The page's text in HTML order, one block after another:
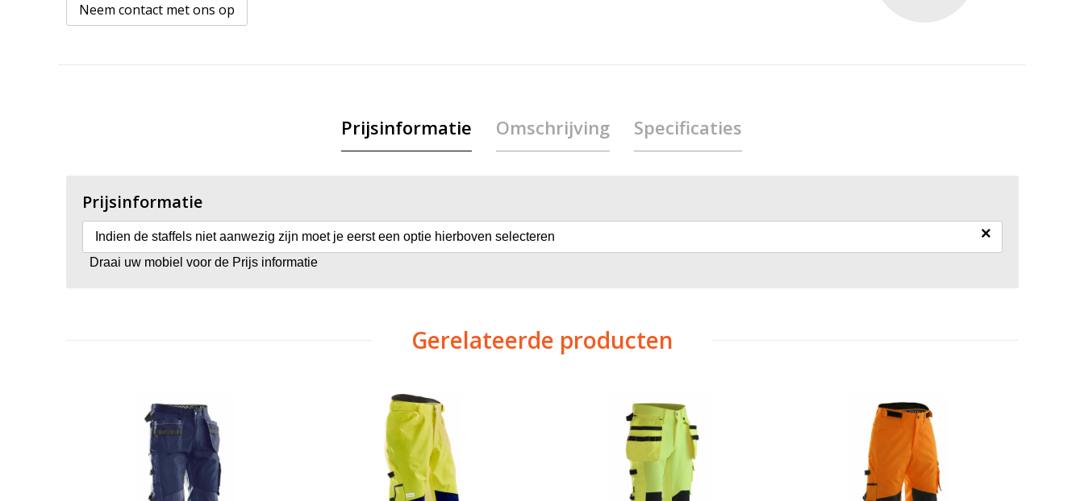
Neem contact met ons op
Prijsinformatie Omschrijving Specificaties
Prijsinformatie
Indien de staffels niet aanwezig zijn moet je eerst een optie hierboven selecteren ×
Draai uw mobiel voor de Prijs informatie
Gerelateerde producten